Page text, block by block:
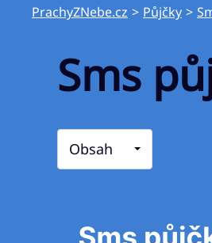
PrachyZNebe.cz > Půjčky >
Sms
Obsah